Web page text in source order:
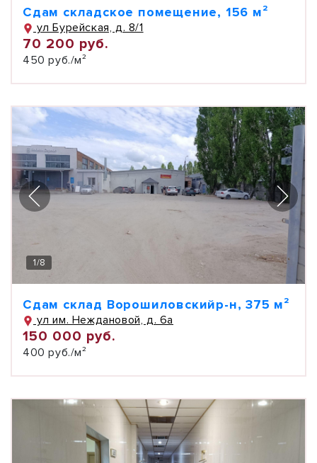
Сдам складское помещение, 156 м²
ул Бурейская, д. 8/1
70 200 руб.
450 руб./м²
1/8
Сдам склад Ворошиловскийр-н, 375 м²
ул им. Неждановой, д. 6а
150 000 руб.
400 руб./м²